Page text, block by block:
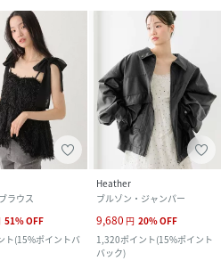
ラウス
51%OFF
ト(15%ポイントバ
Heather
ブルゾン・ジャンパー
9,680 円 20%OFF
1,320ポイント(15%ポイント
バック)